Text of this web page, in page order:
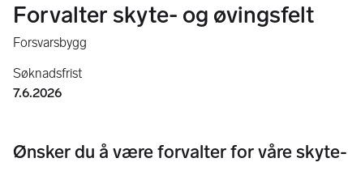
Forvalter skyte- og øvingsfelt
Forsvarsbygg
Søknadsfrist
7.6.2026
Ønsker du å være forvalter for våre